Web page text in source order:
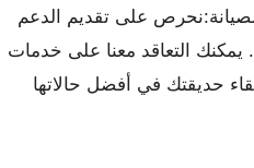
على تقديم الدعم
يمكنك التعاقد معنا على خدمات
حديقتك في أفضل حالاتها